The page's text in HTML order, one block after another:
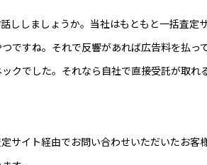
ししましょうか。当社はもともと一括査定
ですね。それで反響があれば広告料を払っ
クでした。それなら自社で直接受託が取れ
サイト経由でお問い合わせいただいたお客